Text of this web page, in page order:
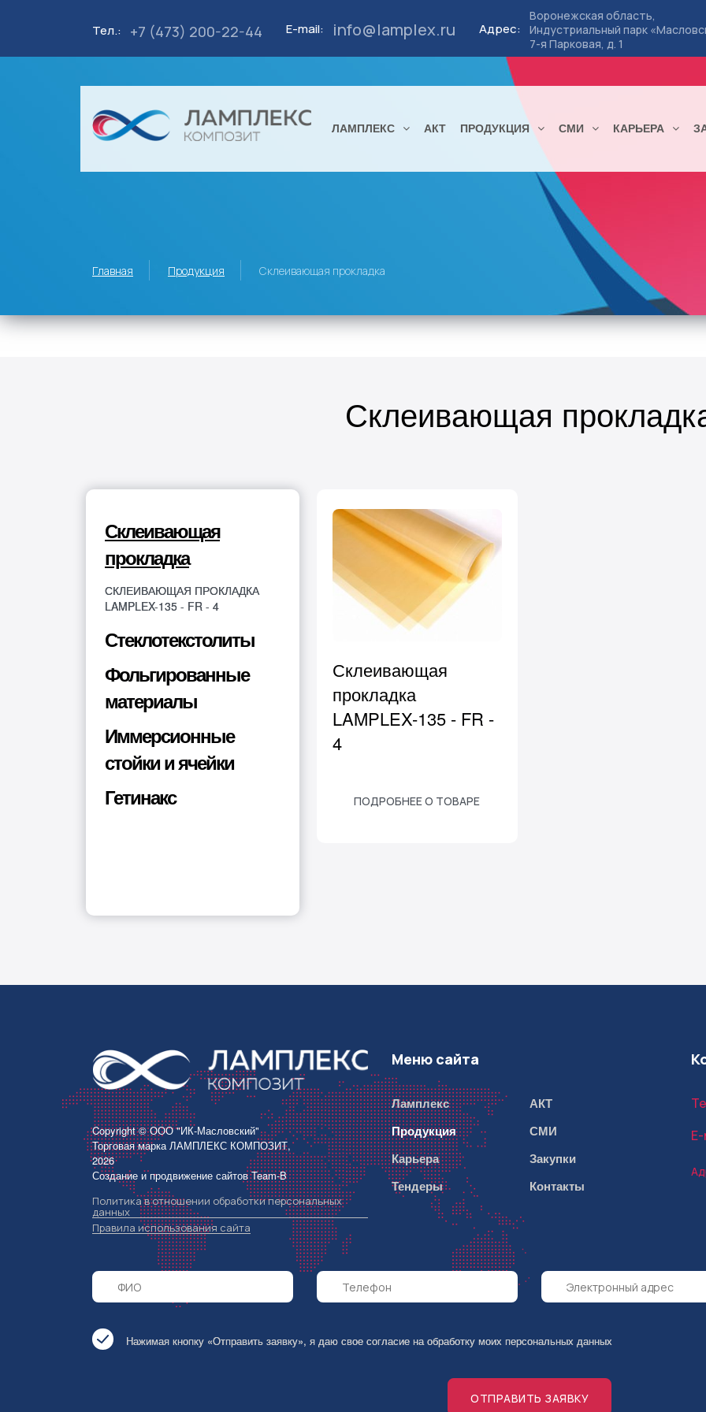
Тел.: +7 (473) 200-22-44 E-mail: info@lamplex.ru Адрес:
Воронежская область,
Индустриальный парк
7-я Парковая, д. 1
ЛАМПЛЕКС АКТ ПРОДУКЦИЯ СМИ КАРЬЕРА
Главная Продукция Склеивающая прокладка
Склеивающая
Склеивающая
прокладка
СКЛЕИВАЮЩАЯ ПРОКЛАДКА
LAMPLEX-135 - FR - 4
Стеклотекстолиты
Фольгированные
материалы
Иммерсионные
стойки и ячейки
Гетинакс
Склеивающая
прокладка
LAMPLEX-135 - FR -
4
ПОДРОБНЕЕ О ТОВАРЕ
Copyright © ООО "ИК-Масловский"
Торговая марка ЛАМПЛЕКС КОМПОЗИТ,
2026
Создание и продвижение сайтовTeam-B
Политика в отношении обработки персональных
данных
Правила использования сайта
Меню сайта
Ламплекс
АКТ
Продукция
СМИ
Карьера
Закупки
Тендеры
Контакты
Нажимая кнопку «Отправить заявку», я даю свое согласие на обработку моих персональных данных